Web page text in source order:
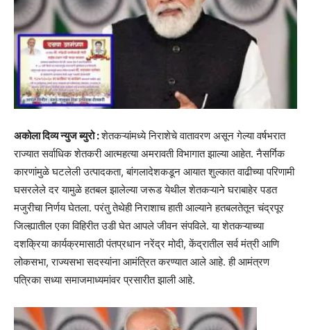
अकोला दिव्य न्युज ब्युरो :शेतकऱ्यांमध्‍ये निराशेचे वातावरण असून गेल्‍या वर्षभरात
राज्‍यात सर्वाधिक शेतकरी आत्‍महत्‍या अमरावती विभागात झाल्‍या आहेत. नैसर्गिक
कारणांमुळे घटलेली उत्पादकता, बांगलादेशकडून आयात शुल्कात वाढीच्या परिणामी
घसरलेले दर यामुळे हतबल झालेल्या जरूड येथील शेतकऱ्याने घराबाहेर पडत
मजुरीचा निर्णय घेतला. परंतु तेथेही निराशाच हाती आल्याने हतबलतेतून चंद्रपूर
जिल्ह्यातील एका विहिरीत उडी घेत आपले जीवन संपविले. या शेतकऱ्याच्‍या
दशक्रिया कार्यक्रमासाठी पंतप्रधान नरेंद्र मोदी, केंद्रातील सर्व मंत्री आणि
लोकसभा, राज्‍यसभा सदस्‍यांना आमंत्रित करण्‍यात आले आहे. ही आमंत्रण
पत्रिका सध्‍या समाजमाध्‍यमांवर प्रसारीत झाली आहे.